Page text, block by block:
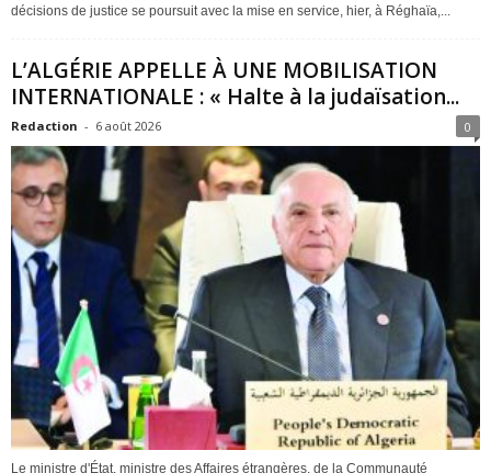
décisions de justice se poursuit avec la mise en service, hier, à Réghaïa,...
L’ALGÉRIE APPELLE À UNE MOBILISATION
INTERNATIONALE : « Halte à la judaïsation...
Redaction - 6 août 2026 0
Le ministre d'État, ministre des Affaires étrangères, de la Communauté